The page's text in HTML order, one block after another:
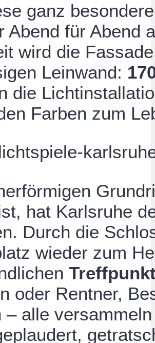
ganz
Abend für Abend
wird die
Leinwand:
die
Farben zum
hat Karlsruhe
Durch die
wieder zum
oder Rentner,
– alle